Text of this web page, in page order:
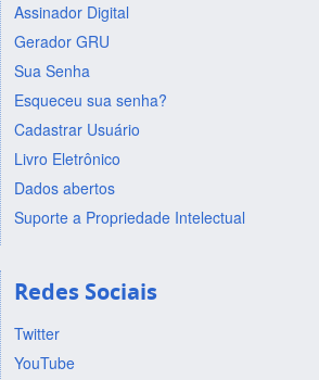
Assinador Digital
Gerador GRU
Sua Senha
Esqueceu sua senha?
Cadastrar Usuário
Livro Eletrônico
Dados abertos
Suporte a Propriedade Intelectual
Redes Sociais
Twitter
YouTube